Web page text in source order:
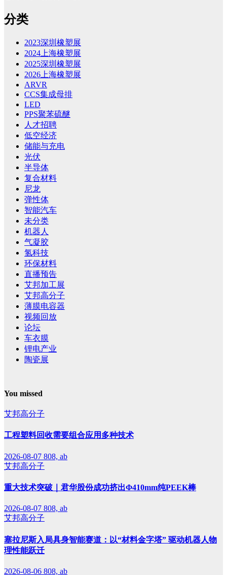
分类
2023深圳橡塑展
2024上海橡塑展
2025深圳橡塑展
2026上海橡塑展
ARVR
CCS集成母排
LED
PPS聚苯硫醚
人才招聘
低空经济
储能与充电
光伏
半导体
复合材料
尼龙
弹性体
智能汽车
未分类
机器人
气凝胶
氢科技
环保材料
直播预告
艾邦加工展
艾邦高分子
薄膜电容器
视频回放
论坛
车衣膜
锂电产业
陶瓷展
You missed
艾邦高分子
工程塑料回收需要组合应用多种技术
2026-08-07 808, ab
艾邦高分子
重大技术突破｜君华股份成功挤出Φ410mm纯PEEK棒
2026-08-07 808, ab
艾邦高分子
塞拉尼斯入局具身智能赛道：以“材料金字塔” 驱动机器人物
理性能跃迁
2026-08-06 808, ab